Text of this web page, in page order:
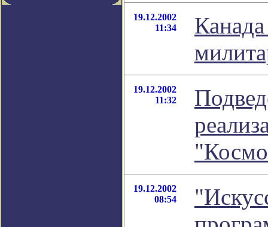
19.12.2002
11:34
19.12.2002
11:32
19.12.2002
08:54